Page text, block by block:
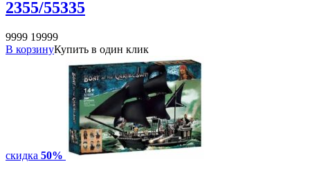
2355/55335
9999 19999
В корзинуКупить в один клик
скидка 50%